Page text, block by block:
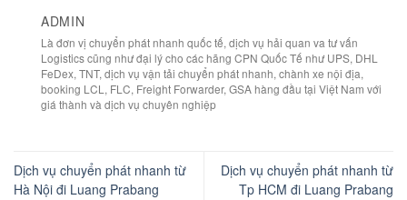
ADMIN
Là đơn vị chuyển phát nhanh quốc tế, dịch vụ hải quan va tư vấn
Logistics cũng như đại lý cho các hãng CPN Quốc Tế như UPS, DHL
FeDex, TNT, dịch vụ vận tải chuyển phát nhanh, chành xe nội địa,
booking LCL, FLC, Freight Forwarder, GSA hàng đầu tại Việt Nam với
giá thành và dịch vụ chuyên nghiệp
Dịch vụ chuyển phát nhanh từ
Hà Nội đi Luang Prabang
Dịch vụ chuyển phát nhanh từ
Tp HCM đi Luang Prabang